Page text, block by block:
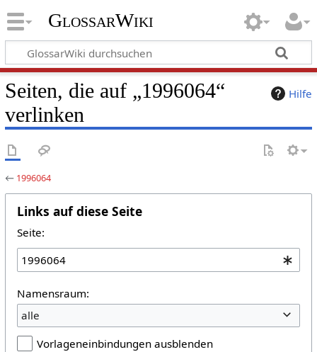
GlossarWiki
Hilfe
Seiten, die auf „1996064“
verlinken
← 1996064
Links auf diese Seite
Seite:
Namensraum:
alle
Vorlageneinbindungen ausblenden